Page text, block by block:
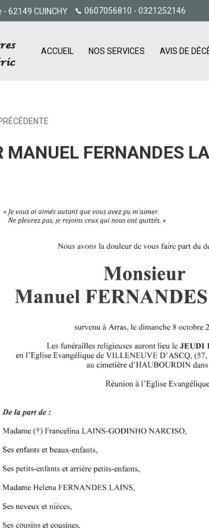
62149 CUINCHY 0607056810 - 0321252146
ACCUEIL NOS SERVICES AVIS DE
MANUEL FERNANDES